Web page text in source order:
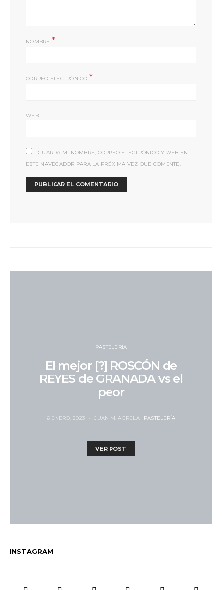
NOMBRE *
CORREO ELECTRÓNICO *
WEB
GUARDA MI NOMBRE, CORREO ELECTRÓNICO Y WEB EN
ESTE NAVEGADOR PARA LA PRÓXIMA VEZ QUE COMENTE.
PASTELERÍA
El mejor [?] ROSCÓN de
REYES de GRANADA vs el
peor
6 ENERO, 2023 JUAN M. AGRELA PASTELERÍA
VER POST
INSTAGRAM